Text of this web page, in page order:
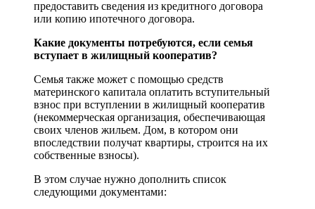
предоставить сведения из кредитного договора
или копию ипотечного договора.
Какие документы потребуются, если семья
вступает в жилищный кооператив?
Семья также может с помощью средств
материнского капитала оплатить вступительный
взнос при вступлении в жилищный кооператив
(некоммерческая организация, обеспечивающая
своих членов жильем. Дом, в котором они
впоследствии получат квартиры, строится на их
собственные взносы).
В этом случае нужно дополнить список
следующими документами: